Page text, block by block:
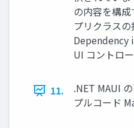
の内容を構
プリクラスの
Dependency
UI コントロ
11.
.NET MAUI
プルコード